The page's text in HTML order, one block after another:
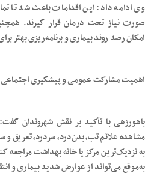
وی ادامه داد: این اقدامات باعث شد تا
صورت نیاز تحت درمان قرار گیرند.
امکان رصد روند بیماری و برنامه‌ریزی بهتر
اهمیت مشارکت عمومی و پیشگیری اجتماعی
باهورزهی با تأکید بر نقش شهروندان
مشاهده علائم تب، بدن‌درد، سردرد، تعریق و
به نزدیک‌ترین مرکز یا خانه بهداشت
به‌موقع می‌تواند از عوارض شدید بیماری و